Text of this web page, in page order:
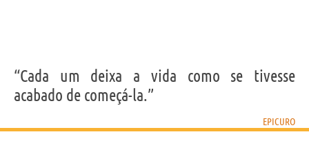
“Cada um deixa a vida como se tivesse
acabado de começá-la.”
EPICURO